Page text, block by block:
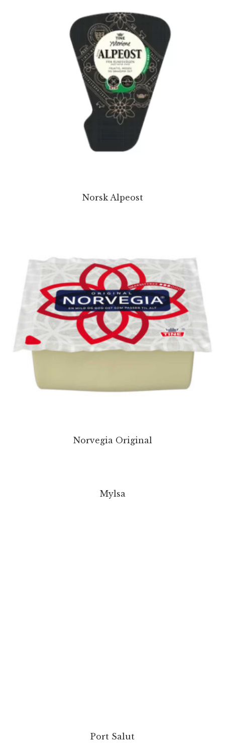
Norsk Alpeost
Norvegia Original
Mylsa
Port Salut